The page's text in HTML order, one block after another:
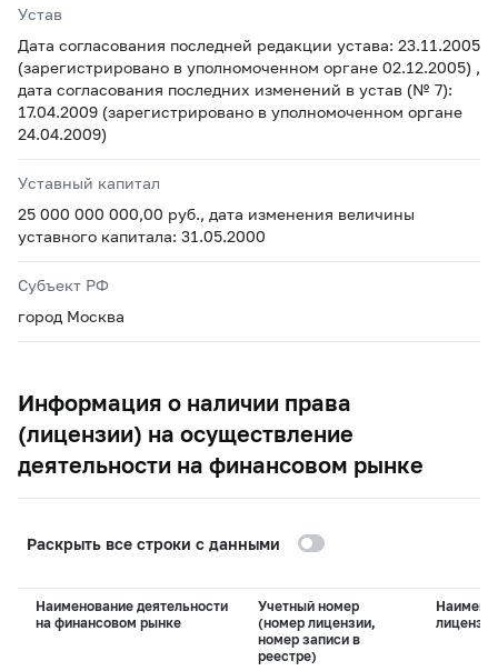
Устав
Дата согласования последней редакции устава: 23.11.2005
(зарегистрировано в уполномоченном органе 02.12.2005) ,
дата согласования последних изменений в устав (№ 7):
17.04.2009 (зарегистрировано в уполномоченном органе
24.04.2009)
Уставный капитал
25 000 000 000,00 руб., дата изменения величины
уставного капитала: 31.05.2000
Субъект РФ
город Москва
Информация о наличии права
(лицензии) на осуществление
деятельности на финансовом рынке
Раскрыть все строки с данными
Наименование деятельности
на финансовом рынке
Учетный номер
(номер лицензии,
номер записи в
реестре)
лицензии